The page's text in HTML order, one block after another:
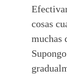
cosas
muchas